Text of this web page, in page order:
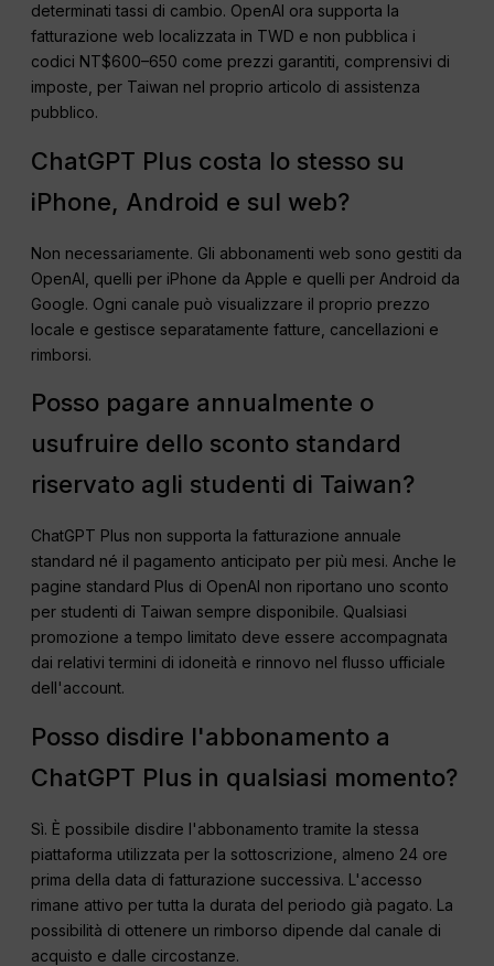
determinati tassi di cambio. OpenAI ora supporta la
fatturazione web localizzata in TWD e non pubblica i
codici NT$600–650 come prezzi garantiti, comprensivi di
imposte, per Taiwan nel proprio articolo di assistenza
pubblico.
ChatGPT Plus costa lo stesso su
iPhone, Android e sul web?
Non necessariamente. Gli abbonamenti web sono gestiti da
OpenAI, quelli per iPhone da Apple e quelli per Android da
Google. Ogni canale può visualizzare il proprio prezzo
locale e gestisce separatamente fatture, cancellazioni e
rimborsi.
Posso pagare annualmente o
usufruire dello sconto standard
riservato agli studenti di Taiwan?
ChatGPT Plus non supporta la fatturazione annuale
standard né il pagamento anticipato per più mesi. Anche le
pagine standard Plus di OpenAI non riportano uno sconto
per studenti di Taiwan sempre disponibile. Qualsiasi
promozione a tempo limitato deve essere accompagnata
dai relativi termini di idoneità e rinnovo nel flusso ufficiale
dell'account.
Posso disdire l'abbonamento a
ChatGPT Plus in qualsiasi momento?
Sì. È possibile disdire l'abbonamento tramite la stessa
piattaforma utilizzata per la sottoscrizione, almeno 24 ore
prima della data di fatturazione successiva. L'accesso
rimane attivo per tutta la durata del periodo già pagato. La
possibilità di ottenere un rimborso dipende dal canale di
acquisto e dalle circostanze.